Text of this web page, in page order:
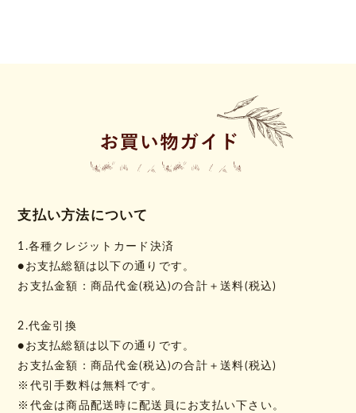
支払い方法について
1.各種クレジットカード決済
●お支払総額は以下の通りです。
お支払金額：商品代金(税込)の合計＋送料(税込)
2.代金引換
●お支払総額は以下の通りです。
お支払金額：商品代金(税込)の合計＋送料(税込)
※代引手数料は無料です。
※代金は商品配送時に配送員にお支払い下さい。